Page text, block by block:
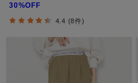
30%OFF
4.4 (8件)